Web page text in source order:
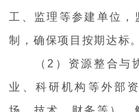
工、监理等参建单位
制，确保项目按期达标。
（2）资源整合与
业、科研机构等外部